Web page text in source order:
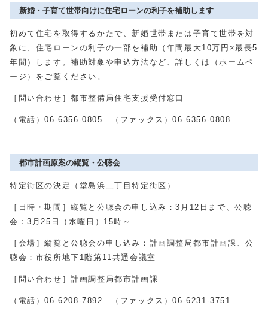
新婚・子育て世帯向けに住宅ローンの利子を補助します
初めて住宅を取得するかたで、新婚世帯または子育て世帯を対
象に、住宅ローンの利子の一部を補助（年間最大10万円×最長5
年間）します。補助対象や申込方法など、詳しくは（ホームペ
ージ）をご覧ください。
［問い合わせ］都市整備局住宅支援受付窓口
（電話）06-6356-0805 （ファックス）06-6356-0808
都市計画原案の縦覧・公聴会
特定街区の決定（堂島浜二丁目特定街区）
［日時・期間］縦覧と公聴会の申し込み：3 月 12 日まで、公聴
会：3月25 日（水曜日） 15時～
［会場］縦覧と公聴会の申し込み：計画調整局都市計画課、公
聴会：市役所地下1階第 11共通会議室
［問い合わせ］計画調整局都市計画課
（電話）06-6208-7892 （ファックス）06-6231-3751